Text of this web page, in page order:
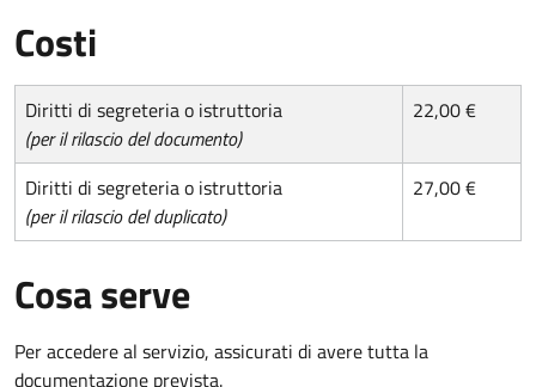
Costi
Diritti di segreteria o istruttoria
(per il rilascio del documento)
22,00 €
Diritti di segreteria o istruttoria
(per il rilascio del duplicato)
27,00 €
Cosa serve
Per accedere al servizio, assicurati di avere tutta la
documentazione prevista.